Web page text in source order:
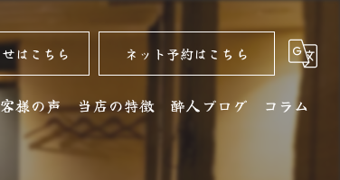
はこちら ネット予約はこちら
様の声 当店の特徴 酔人ブログ コラム